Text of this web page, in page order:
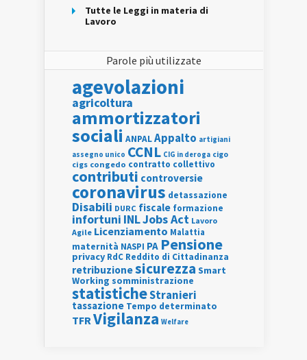
Tutte le Leggi in materia di
Lavoro
Parole più utilizzate
agevolazioni
agricoltura
ammortizzatori
sociali ANPALAppalto artigiani
assegno unico CCNL CIG in deroga cigo
cigs congedo contratto collettivo
contributi controversie
coronavirus detassazione
Disabili DURC fiscale formazione
infortuni INLJobs Act Lavoro
Agile Licenziamento Malattia
maternità NASPI PA Pensione
privacy RdC Reddito di Cittadinanza
retribuzionesicurezza Smart
Working somministrazione
statisticheStranieri
tassazione Tempo determinato
TFRVigilanza Welfare